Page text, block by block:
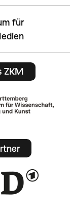
für
ZKM